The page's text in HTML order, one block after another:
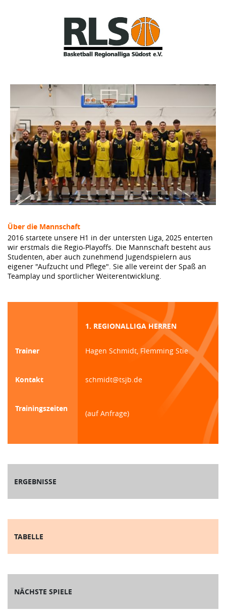
Über die Mannschaft
2016 startete unsere H1 in der untersten Liga, 2025 enterten
wir erstmals die Regio-Playoffs. Die Mannschaft besteht aus
Studenten, aber auch zunehmend Jugendspielern aus
eigener "Aufzucht und Pflege". Sie alle vereint der Spaß an
Teamplay und sportlicher Weiterentwicklung.
1. REGIONALLIGA HERREN
Trainer Hagen Schmidt, Flemming Stie
Kontakt schmidt@tsjb.de
Trainingszeiten
(auf Anfrage)
ERGEBNISSE
TABELLE
NÄCHSTE SPIELE